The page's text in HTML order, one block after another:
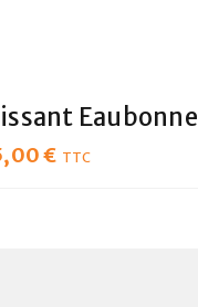
Eaubonne
€ TTC